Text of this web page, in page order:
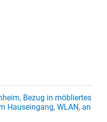
Bezug in möbliertes
Hauseingang, WLAN, an